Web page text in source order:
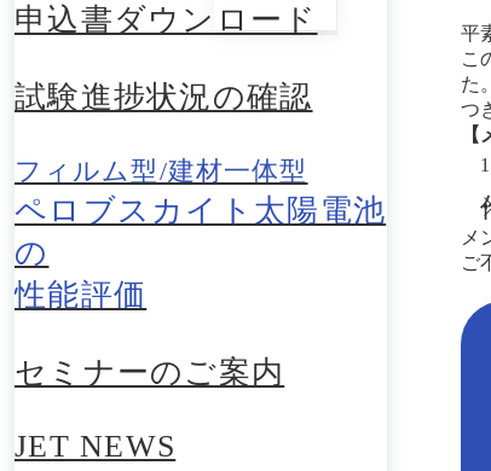
申込書ダウンロード
試験進捗状況の確認
フィルム型/建材一体型
ペロブスカイト太陽電池
の
性能評価
セミナーのご案内
JET NEWS
平
こ
た。
つ
メ
ご